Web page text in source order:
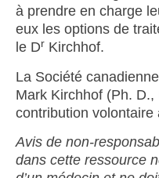
à prendre en charge
eux les options de
le Dr Kirchhof.
La Société
Mark Kirchhof (Ph.
contribution volontaire
Avis de non-
dans cette ressource